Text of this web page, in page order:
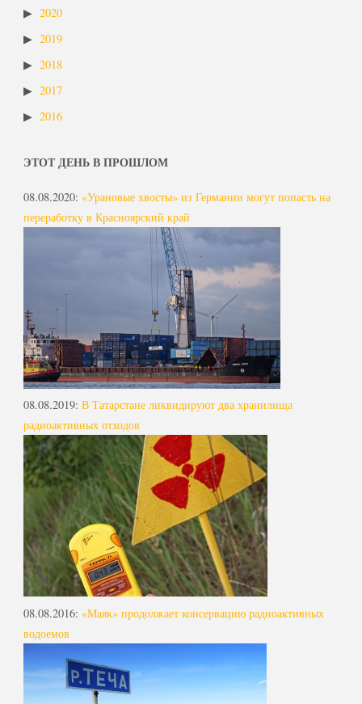
2020
2019
2018
2017
2016
ЭТОТ ДЕНЬ В ПРОШЛОМ
08.08.2020: «Урановые хвосты» из Германии могут попасть на
переработку в Красноярский край
08.08.2019: В Татарстане ликвидируют два хранилища
радиоактивных отходов
08.08.2016: «Маяк» продолжает консервацию радиоактивных
водоемов